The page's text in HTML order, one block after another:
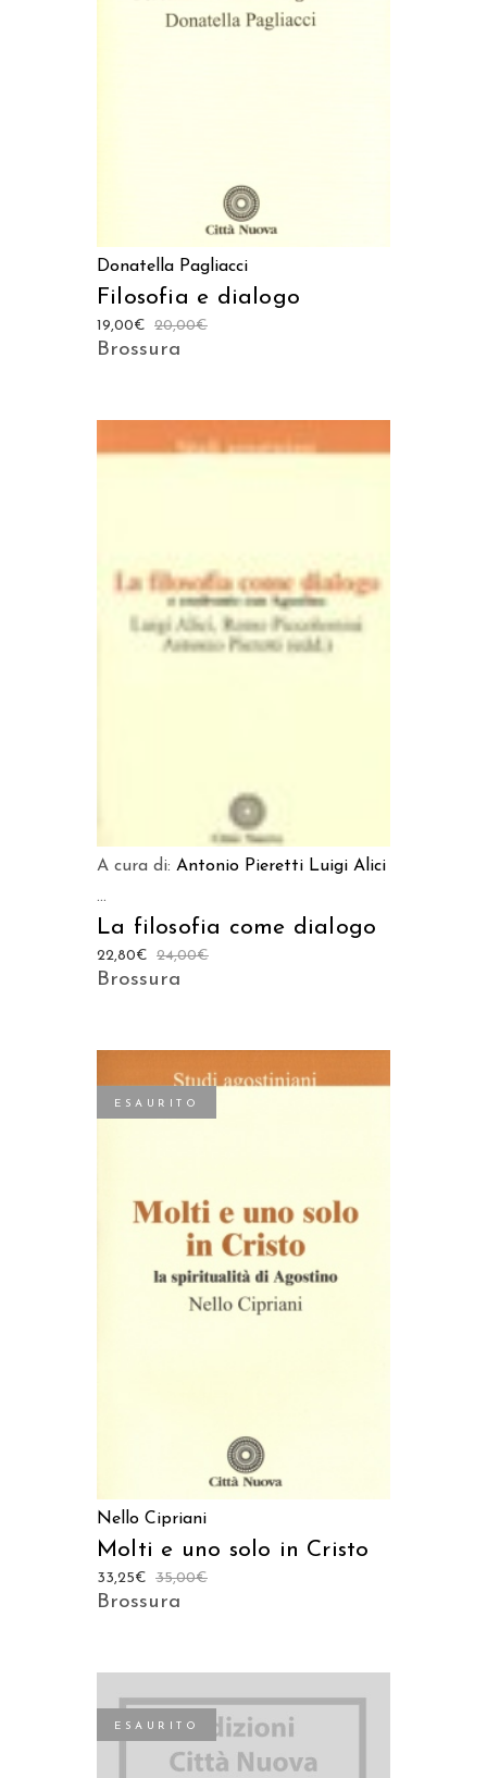
AGGIUNGI AL CARRELLO
Donatella Pagliacci
Filosofia e dialogo
20,00€
19,00€
Brossura
AGGIUNGI AL CARRELLO
A cura di: Antonio Pieretti Luigi Alici
...
La filosofia come dialogo
24,00€
22,80€
Brossura
ESAURITO
LEGGI TUTTO
Nello Cipriani
Molti e uno solo in Cristo
35,00€
33,25€
Brossura
ESAURITO